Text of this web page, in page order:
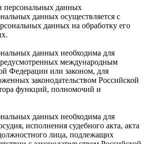
персональных данных
данных осуществляется с
данных на обработку его
данных необходима для
международным
Федерации или законом, для
законодательством Российской
функций, полномочий и
данных необходима для
исполнения судебного акта, акта
лица, подлежащих